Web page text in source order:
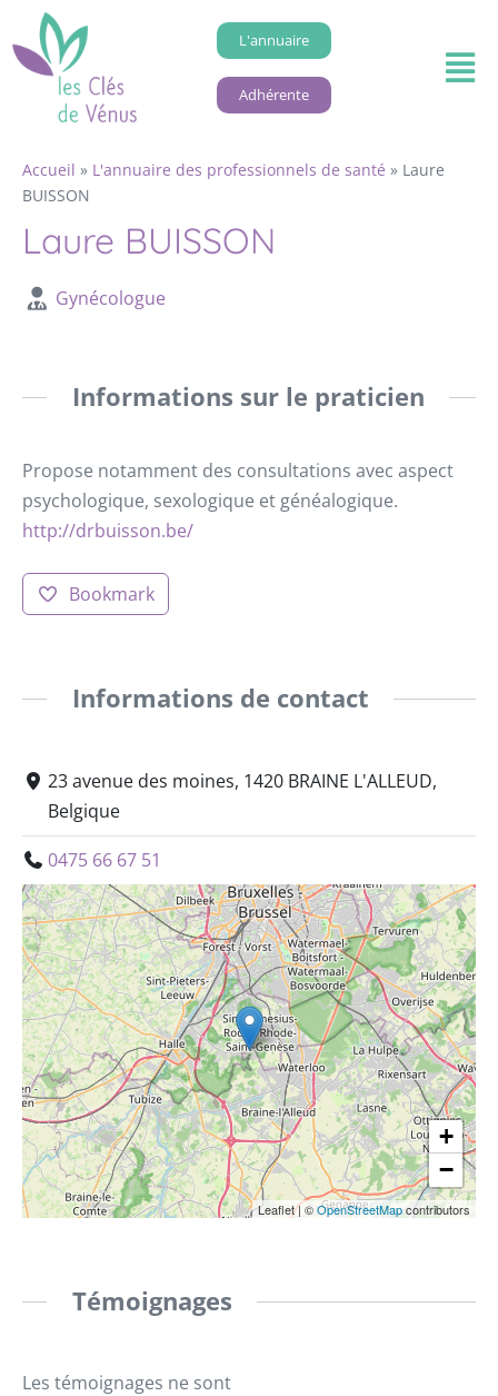
L'annuaire
Adhérente
Accueil » L'annuaire des professionnels de santé » Laure
BUISSON
Laure BUISSON
Gynécologue
Informations sur le praticien
Propose notamment des consultations avec aspect
psychologique, sexologique et généalogique.
http://drbuisson.be/
Bookmark
Informations de contact
23 avenue des moines, 1420 BRAINE L'ALLEUD,
Belgique
0475 66 67 51
+
−
Leaflet|©OpenStreetMapcontributors
Témoignages
Les témoignages ne sont